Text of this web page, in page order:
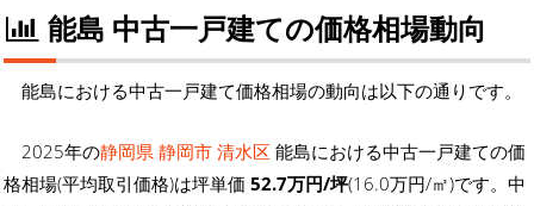
能島 中古一戸建ての価格相場動向
能島における中古一戸建て価格相場の動向は以下の通りです。
2025年の静岡県 静岡市 清水区 能島における中古一戸建ての価
格相場(平均取引価格)は坪単価 52.7万円/坪(16.0万円/㎡)です。中